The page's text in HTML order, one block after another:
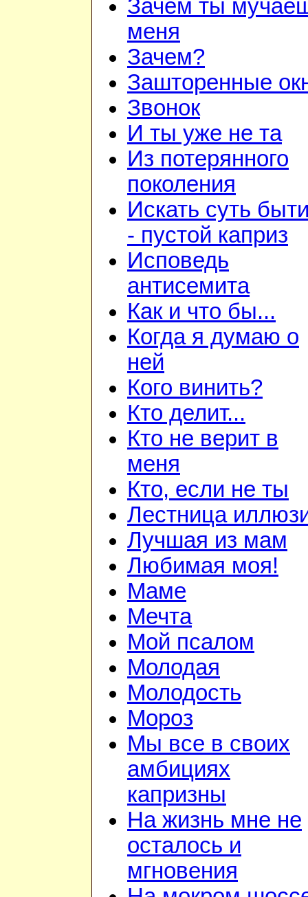
Зачем ты
меня
Зачем?
Зашторенные
Звонок
И ты уже не та
Из потерянного
поколения
Искать суть
- пустой каприз
Исповедь
антисемита
Как и что бы...
Когда я думаю о
ней
Кого винить?
Кто делит...
Кто не верит в
меня
Кто, если не ты
Лестница
Лучшая из мам
Любимая моя!
Маме
Мечта
Мой псалом
Молодая
Молодость
Мороз
Мы все в своих
амбициях
капризны
На жизнь мне не
осталось и
мгновения